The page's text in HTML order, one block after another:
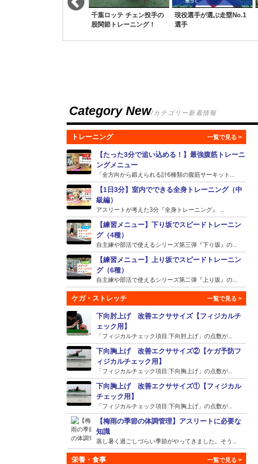
千葉ロッテ チェン投手の
股関節トレーニング！
現役選手が選ぶ走塁No.1
選手
Category New/カテゴリー新着情報
トレーニング
【たった3分で追い込める！】最強腹筋トレーニ
ングメニュー
「全方向から鍛えられる計6種類の腹筋サーキット...
【1日3分】室内でできる全身トレーニング（中
級編）
アスリートが考えた3分『全身トレーニング』 ...
【練習メニュー】下り坂でスピードトレーニン
グ（4種）
自主練や部活で使えるシリーズ第三弾『下り坂』の...
【練習メニュー】上り坂でスピードトレーニン
グ（6種）
自主練や部活で使えるシリーズ第二弾『上り坂』の...
ケガ・ストレッチ
下向肘上げ 改善エクササイズ【フィジカルチ
ェック用】
「フィジカルチェック項目:下向肘上げ」の点数が...
下向胸上げ 改善エクササイズ②【ケガ予防フ
ィジカルチェック用】
「フィジカルチェック項目:下向胸上げ」の点数が...
下向胸上げ 改善エクササイズ①【フィジカル
チェック用】
「フィジカルチェック項目:下向胸上げ」の点数が...
【梅雨の季節の体調管理】アスリートに必要な
知識
蒸し暑く過ごしづらい季節がやってきました。そう...
栄養・食事